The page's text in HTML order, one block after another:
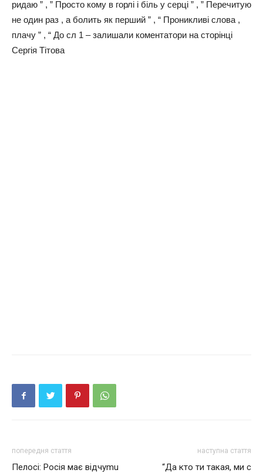
ридаю ” , ” Просто кому в горлі і біль у серці ” , ” Перечитую
не один раз , а болить як перший ” , “ Проникливі слова ,
плачу ” , “ До сл 1 – залишали коментатори на сторінці
Сергія Тітова
попередня стаття
Пелосі: Росія має відчуmu
наступна стаття
“Да кто ти такая, ми с